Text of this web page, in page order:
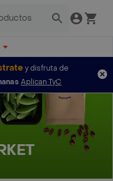
y disfruta de
Aplican TyC